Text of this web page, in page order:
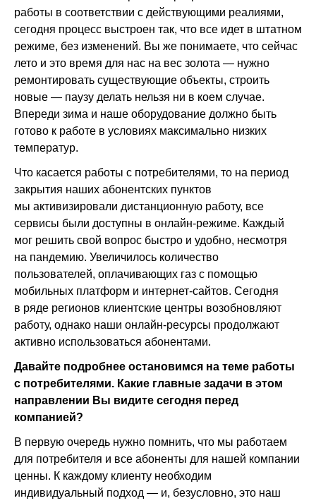
работы в соответствии с действующими реалиями,
сегодня процесс выстроен так, что все идет в штатном
режиме, без изменений. Вы же понимаете, что сейчас
лето и это время для нас на вес золота — нужно
ремонтировать существующие объекты, строить
новые — паузу делать нельзя ни в коем случае.
Впереди зима и наше оборудование должно быть
готово к работе в условиях максимально низких
температур.
Что касается работы с потребителями, то на период
закрытия наших абонентских пунктов
мы активизировали дистанционную работу, все
сервисы были доступны в онлайн-режиме. Каждый
мог решить свой вопрос быстро и удобно, несмотря
на пандемию. Увеличилось количество
пользователей, оплачивающих газ с помощью
мобильных платформ и интернет-сайтов. Сегодня
в ряде регионов клиентские центры возобновляют
работу, однако наши онлайн-ресурсы продолжают
активно использоваться абонентами.
Давайте подробнее остановимся на теме работы
с потребителями. Какие главные задачи в этом
направлении Вы видите сегодня перед
компанией?
В первую очередь нужно помнить, что мы работаем
для потребителя и все абоненты для нашей компании
ценны. К каждому клиенту необходим
индивидуальный подход — и, безусловно, это наш